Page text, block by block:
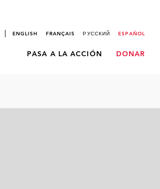
ENGLISH FRANÇAIS РУССКИЙ ESPAÑOL
PASA A LA ACCIÓN DONAR